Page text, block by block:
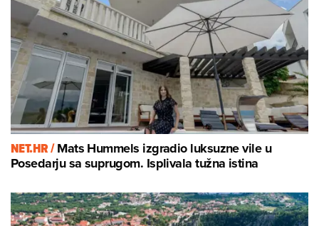
NET.HR /Mats Hummels izgradio luksuzne vile u
Posedarju sa suprugom. Isplivala tužna istina